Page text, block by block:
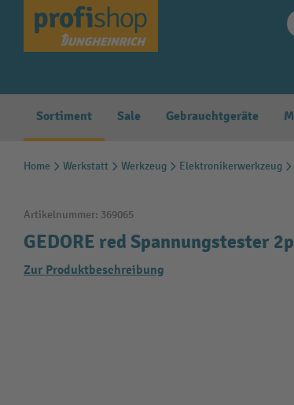
Zur Hauptnavigation springen
Sortiment Sale Gebrauchtgeräte
Home Werkstatt Werkzeug Elektronikerwerkzeug
Artikelnummer: 369065
GEDORE red Spannungstester
Zur Produktbeschreibung